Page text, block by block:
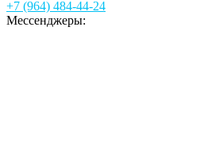
+7 (964) 484-44-24
Мессенджеры: